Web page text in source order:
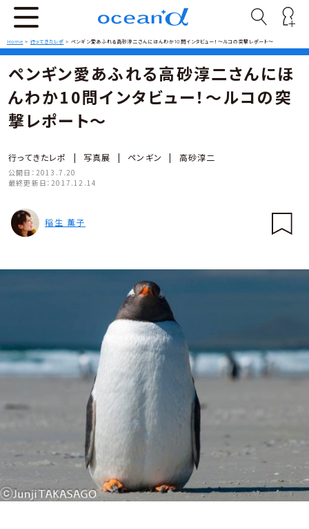
Home > 行ってきたレポ > ペンギン愛あふれる高砂淳二さんにほんわか10問インタビュー！～ルコの突撃レポート～
ペンギン愛あふれる高砂淳二さんにほ
んわか10問インタビュー！～ルコの突
撃レポート～
行ってきたレポ | 写真展 | ペンギン | 高砂淳二
公開日： 2013.7.20
最終更新日： 2017.12.14
稲生 薫子